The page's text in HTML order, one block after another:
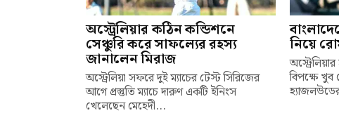
অস্ট্রেলিয়ার কঠিন কন্ডিশনে
সেঞ্চুরি করে সাফল্যের রহস্য
জানালেন মিরাজ
অস্ট্রেলিয়া সফরে দুই ম্যাচের টেস্ট সিরিজের
আগে প্রস্তুতি ম্যাচে দারুণ একটি ইনিংস
খেলেছেন মেহেদী...
নিয়ে
বিপক্ষে